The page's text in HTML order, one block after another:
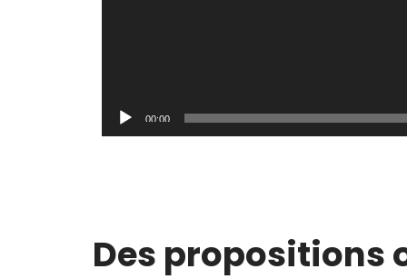
00:00
Des propositions